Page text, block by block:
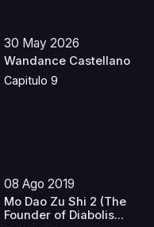
30 May 2026
Wandance Castellano
Capitulo 9
08 Ago 2019
Mo Dao Zu Shi 2 (The
Founder of Diabolis...